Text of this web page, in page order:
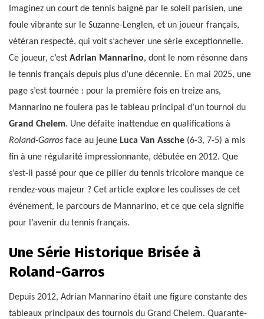
Imaginez un court de tennis baigné par le soleil parisien, une
foule vibrante sur le Suzanne-Lenglen, et un joueur français,
vétéran respecté, qui voit s’achever une série exceptionnelle.
Ce joueur, c’est Adrian Mannarino, dont le nom résonne dans
le tennis français depuis plus d’une décennie. En mai 2025, une
page s’est tournée : pour la première fois en treize ans,
Mannarino ne foulera pas le tableau principal d’un tournoi du
Grand Chelem. Une défaite inattendue en qualifications à
Roland-Garros face au jeune Luca Van Assche (6-3, 7-5) a mis
fin à une régularité impressionnante, débutée en 2012. Que
s’est-il passé pour que ce pilier du tennis tricolore manque ce
rendez-vous majeur ? Cet article explore les coulisses de cet
événement, le parcours de Mannarino, et ce que cela signifie
pour l’avenir du tennis français.
Une Série Historique Brisée à
Roland-Garros
Depuis 2012, Adrian Mannarino était une figure constante des
tableaux principaux des tournois du Grand Chelem. Quarante-